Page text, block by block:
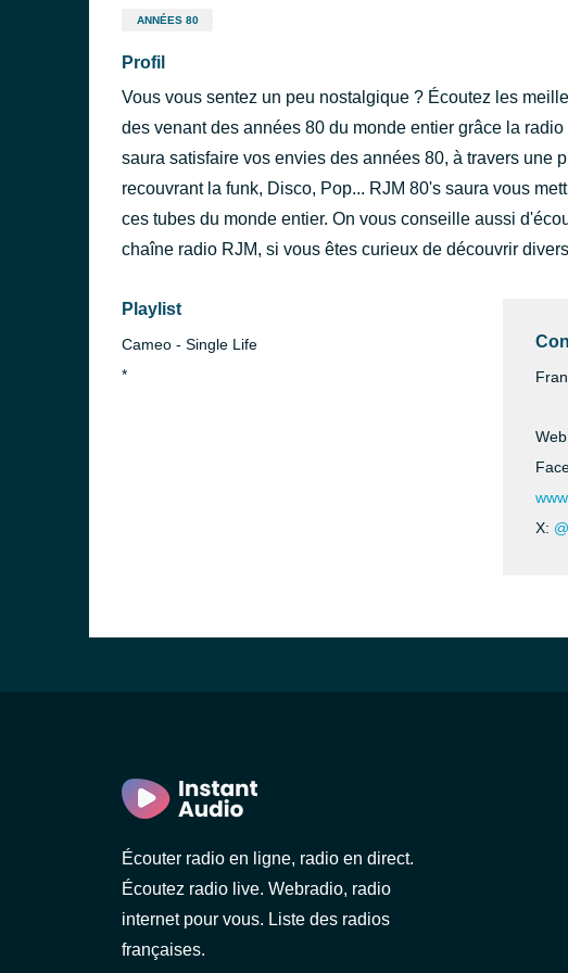
ANNÉES 80
Profil
Vous vous sentez un peu nostalgique ? Écoutez les
des venant des années 80 du monde entier grâce la
saura satisfaire vos envies des années 80, à travers une
recouvrant la funk, Disco, Pop... RJM 80's saura vous
ces tubes du monde entier. On vous conseille aussi
chaîne radio RJM, si vous êtes curieux de découvrir
Playlist
Cameo - Single Life
*
X:
Écouter radio en ligne, radio en direct.
Écoutez radio live. Webradio, radio
internet pour vous. Liste des radios
françaises.